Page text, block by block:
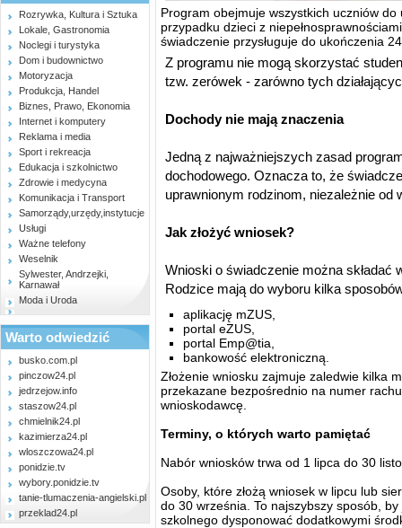
Rozrywka, Kultura i Sztuka
Lokale, Gastronomia
Noclegi i turystyka
Dom i budownictwo
Motoryzacja
Produkcja, Handel
Biznes, Prawo, Ekonomia
Internet i komputery
Reklama i media
Sport i rekreacja
Edukacja i szkolnictwo
Zdrowie i medycyna
Komunikacja i Transport
Samorządy,urzędy,instytucje
Usługi
Ważne telefony
Weselnik
Sylwester, Andrzejki,
Karnawał
Moda i Uroda
Warto odwiedzić
busko.com.pl
pinczow24.pl
jedrzejow.info
staszow24.pl
chmielnik24.pl
kazimierza24.pl
wloszczowa24.pl
ponidzie.tv
wybory.ponidzie.tv
tanie-tlumaczenia-angielski.pl
przeklad24.pl
Program obejmuje wszystkich uczniów
przypadku dzieci z
świadczenie przysługuje do ukończenia
Z programu nie mogą skorzystać
tzw. zerówek - zarówno tych
Dochody nie mają znaczenia
Jedną z najważniejszych zasad
dochodowego. Oznacza to, że
uprawnionym rodzinom, niezależnie od
Jak złożyć wniosek?
Wnioski o świadczenie można składać
Rodzice mają do wyboru kilka
aplikację mZUS,
portal eZUS,
portal Emp@tia,
bankowość elektroniczną.
Złożenie wniosku zajmuje zaledwie kilka
przekazane bezpośrednio na numer
wnioskodawcę.
Terminy, o których warto pamiętać
Nabór wniosków trwa od 1 lipca do 30
Osoby, które złożą wniosek w lipcu lub
do 30 września. To najszybszy sposób,
szkolnego dysponować dodatkowymi